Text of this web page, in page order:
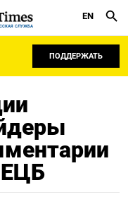
СЛУЖБА
EN
ПОДДЕРЖАТЬ
ЕЦБ